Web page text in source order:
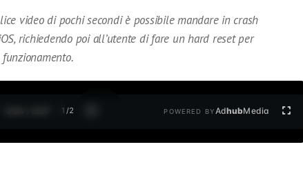
video di pochi secondi è possibile mandare in crash
richiedendo poi all’utente di fare un hard reset per
1 /2 POWERED BYAdhubMedia